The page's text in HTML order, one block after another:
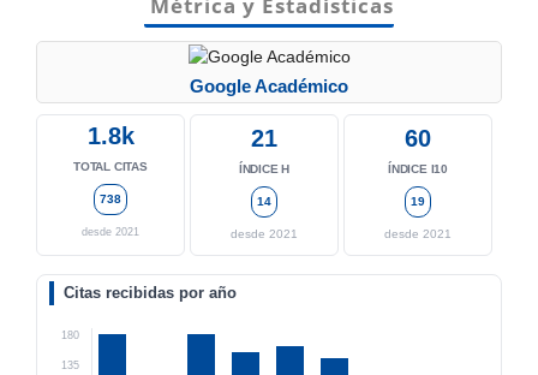
Google Académico
1.8k
TOTAL CITAS
738
desde 2021
21
ÍNDICE H
14
desde 2021
60
ÍNDICE I10
19
desde 2021
Citas recibidas por año
180
135